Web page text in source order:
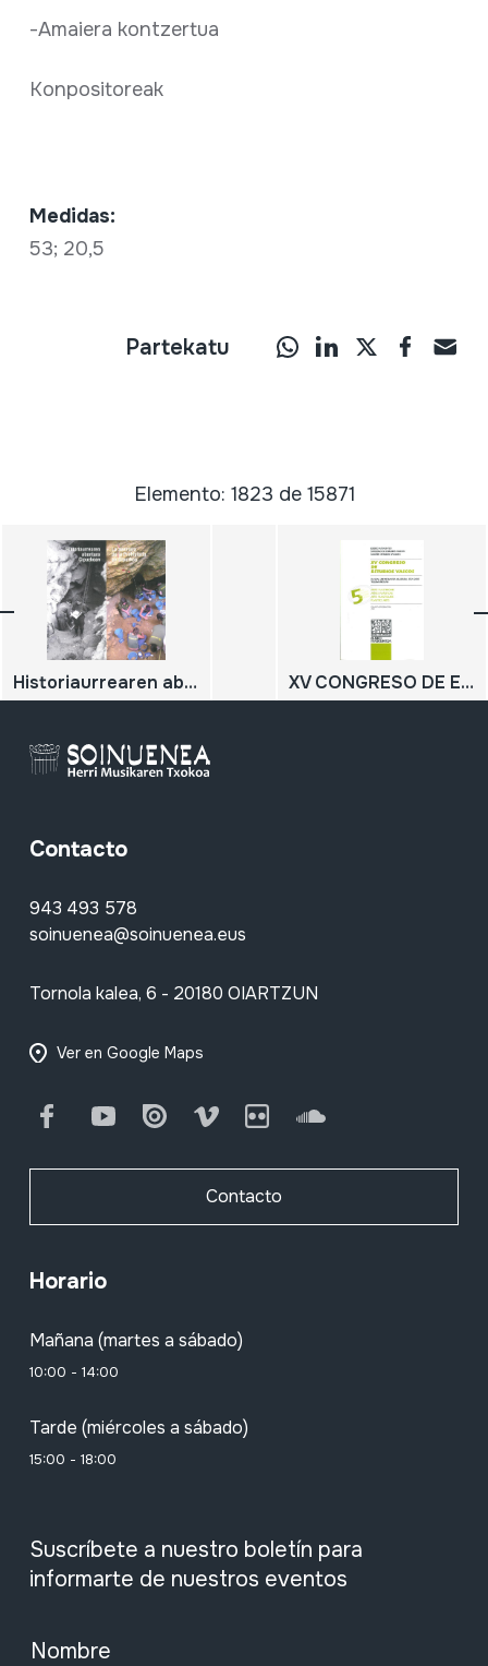
-Amaiera kontzertua
Konpositoreak
Medidas:
53; 20,5
Partekatu
Elemento: 1823 de 15871
Historiaurrearen abentura Gipuzkoan; La aventura de la Prehistoria en Gipuzkoa XV CONGRESO DE ESTUDIOS VASCOS; Eusko Ikaskuntza; Sociedad de Estudios Vascos; Société d''Etudes Basques; EUSKAL ZIENTZIA ETA KULTURA, ETA SARE TELEMATIKOAK; ARTE PLASTIKOAK; ARTES PLÁSTICAS ARTS PLASTIQUES; PLASTIC ARTS; 5.saila
Contacto
943 493 578
soinuenea@soinuenea.eus
Tornola kalea, 6 - 20180 OIARTZUN
Ver en Google Maps
FacebookYoutube Issuu Vimeo Flickr SoundCloud
Contacto
Horario
Mañana (martes a sábado)
10:00 - 14:00
Tarde (miércoles a sábado)
15:00 - 18:00
Suscríbete a nuestro boletín para
informarte de nuestros eventos
Nombre